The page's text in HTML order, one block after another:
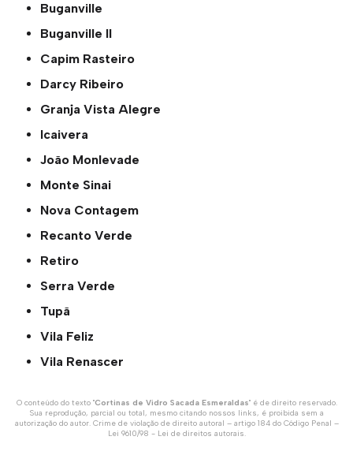
Buganville
Buganville ll
Capim Rasteiro
Darcy Ribeiro
Granja Vista Alegre
Icaivera
João Monlevade
Monte Sinai
Nova Contagem
Recanto Verde
Retiro
Serra Verde
Tupã
Vila Feliz
Vila Renascer
O conteúdo do texto "Cortinas de Vidro Sacada Esmeraldas" é de direito reservado.
Sua reprodução, parcial ou total, mesmo citando nossos links, é proibida sem a
autorização do autor. Crime de violação de direito autoral – artigo 184 do Código Penal –
Lei 9610/98 - Lei de direitos autorais.